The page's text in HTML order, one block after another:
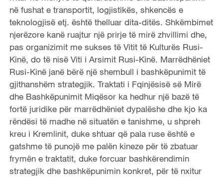
në fushat e transportit, logjistikës, shkencës e
teknologjisë etj. është thelluar dita-ditës. Shkëmbimet
njerëzore kanë ruajtur një prirje të mirë zhvillimi dhe,
pas organizimit me sukses të Vitit të Kulturës Rusi-
Kinë, do të nisë Viti i Arsimit Rusi-Kinë. Marrëdhëniet
Rusi-Kinë janë bërë një shembull i bashkëpunimit të
gjithanshëm strategjik. Traktati i Fqinjësisë së Mirë
dhe Bashkëpunimit Miqësor ka hedhur një bazë të
fortë juridike për marrëdhëniet dypalëshe dhe kjo ka
rëndësi të madhe në situatën e tanishme, u shpreh
kreu i Kremlinit, duke shtuar që pala ruse është e
gatshme të punojë me palën kineze për të zbatuar
frymën e traktatit, duke forcuar bashkërendimin
strategjik dhe bashkëpunimin konkret, për të nxitur